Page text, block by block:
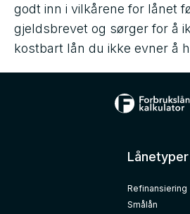
godt inn i vilkårene for lånet
gjeldsbrevet og sørger for å
kostbart lån du ikke evner å
Lånetyper
Refinansiering
Smålån